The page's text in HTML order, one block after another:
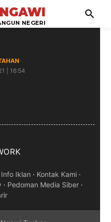
NGAWI
NEGERI
search
| 16:54
Info Iklan · Kontak Kami ·
· Pedoman Media Siber ·